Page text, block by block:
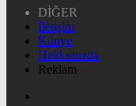
DİĞER
İletişim
Künye
Hakkımızda
Reklam